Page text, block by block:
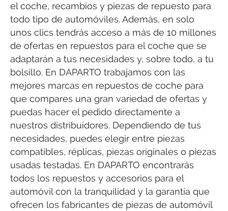
el coche, recambios y piezas de repuesto para
todo tipo de automóviles. Además, en solo
unos clics tendrás acceso a más de 10 millones
de ofertas en repuestos para el coche que se
adaptarán a tus necesidades y, sobre todo, a tu
bolsillo. En DAPARTO trabajamos con las
mejores marcas en repuestos de coche para
que compares una gran variedad de ofertas y
puedas hacer el pedido directamente a
nuestros distribuidores. Dependiendo de tus
necesidades, puedes elegir entre piezas
compatibles, réplicas, piezas originales o piezas
usadas testadas. En DAPARTO encontrarás
todos los repuestos y accesorios para el
automóvil con la tranquilidad y la garantía que
ofrecen los fabricantes de piezas de automóvil